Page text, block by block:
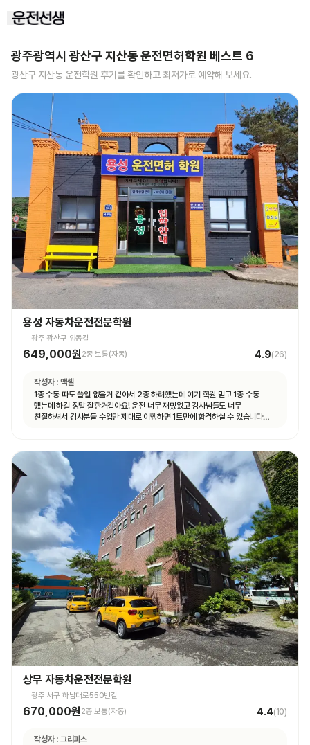
광주광역시 광산구 지산동운전면허학원 베스트 6
광산구 지산동 운전학원 후기를 확인하고 최저가로 예약해 보세요.
용성 자동차운전전문학원
광주 광산구 양동길
649,000원 2종 보통(자동) 4.9(26)
작성자 : 액셀
1종 수동 따도 쓸일 없을거 같아서 2종 하려했는데 여기 학원 믿고 1종 수동
했는데 하길 정말 잘한거같아요! 운전 너무 재밌었고 강사님들도 너무
친절하셔서 강사분들 수업만 제대로 이행하면 1트만에 합격하실 수 있습니다
상무 자동차운전전문학원
광주 서구 하남대로550번길
670,000원2종 보통(자동) 4.4(10)
작성자 : 그리피스